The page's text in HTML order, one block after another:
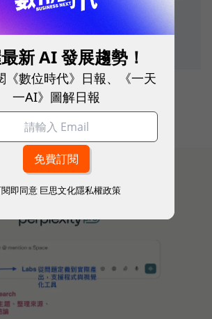
大評測：誰最強？誰CP
換多種模式
新 AI 發展趨勢！
《數位時代》日報、《一天
一AI》圖解日報
即同意 巨思文化隱私權政策